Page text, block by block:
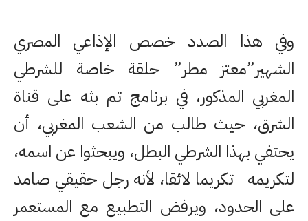
وفي هذا الصدد خصص الإذاعي المصري
الشهير”معتز مطر” حلقة خاصة للشرطي
المغربي المذكور، في برنامج تم بثه على قناة
الشرق، حيث طالب من الشعب المغربي، أن
يحتفي بهذا الشرطي البطل، ويبحثوا عن اسمه،
لتكريمه تكريما لائقا، لأنه رجل حقيقي صامد
على الحدود، ويرفض التطبيع مع المستعمر